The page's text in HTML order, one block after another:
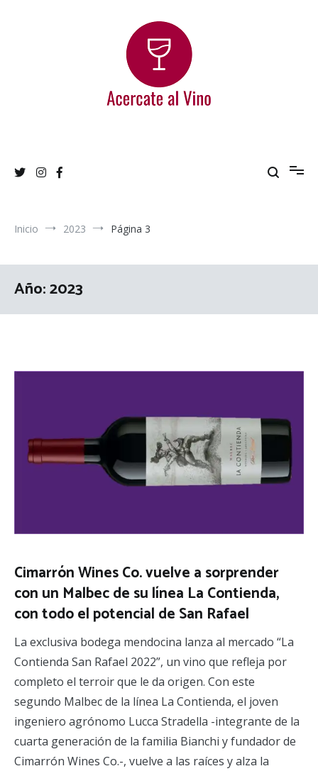
Inicio 2023 Página 3
Año:2023
Cimarrón Wines Co. vuelve a sorprender
con un Malbec de su línea La Contienda,
con todo el potencial de San Rafael
La exclusiva bodega mendocina lanza al mercado “La
Contienda San Rafael 2022”, un vino que refleja por
completo el terroir que le da origen. Con este
segundo Malbec de la línea La Contienda, el joven
ingeniero agrónomo Lucca Stradella -integrante de la
cuarta generación de la familia Bianchi y fundador de
Cimarrón Wines Co.-, vuelve a las raíces y alza la